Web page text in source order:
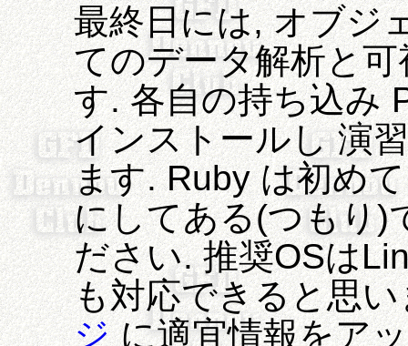
最終日には, オブジ
てのデータ解析と
す. 各自の持ち込み
インストールし 演
ます. Ruby は初め
にしてある(つもり)
ださい. 推奨OSは
も対応できると思
ジに適宜情報をア